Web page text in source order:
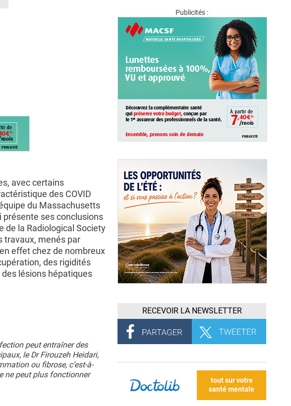
avec certains
des COVID
du Massachusetts
présente ses conclusions
de la Radiological Society
travaux, menés par
effet chez de nombreux
des rigidités
lésions hépatiques
peut entraîner des
le Dr Firouzeh Heidari,
ou fibrose, c’est-à-
ne peut plus fonctionner
Publicités :
RECEVOIR LA NEWSLETTER
tout sur votre
santé mentale